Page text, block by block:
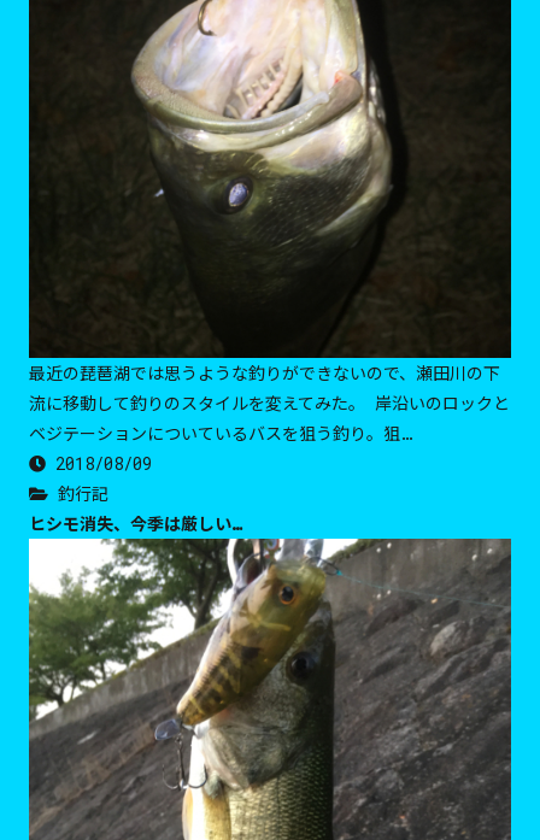
最近の琵琶湖では思うような釣りができないので、瀬田川の下
流に移動して釣りのスタイルを変えてみた。 岸沿いのロックと
ベジテーションについているバスを狙う釣り。狙…
2018/08/09
釣行記
ヒシモ消失、今季は厳しい…